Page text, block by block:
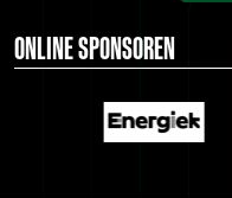
ONLINE SPONSOREN